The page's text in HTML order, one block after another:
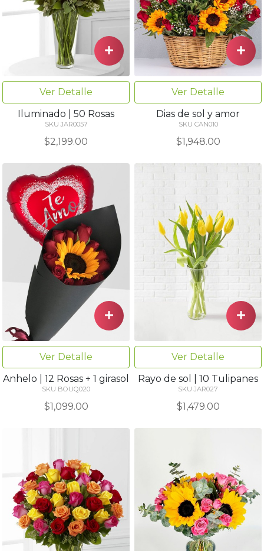
Ver Detalle
Iluminado | 50 Rosas
SKU JAR0057
$2,199.00
Ver Detalle
Dias de sol y amor
SKU CAN010
$1,948.00
Ver Detalle
Anhelo | 12 Rosas + 1 girasol
SKU BOUQ020
$1,099.00
Ver Detalle
Rayo de sol | 10 Tulipanes
SKU JAR027
$1,479.00